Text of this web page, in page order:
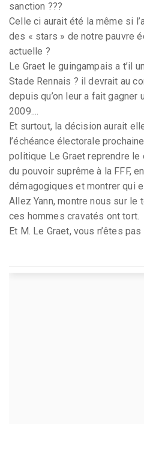
sanction ???
Celle ci aurait été la même si
des « stars » de notre pauvre
actuelle ?
Le Graet le guingampais a t’il
Stade Rennais ? il devrait au
depuis qu’on leur a fait gagner
2009....
Et surtout, la décision aurait
l’échéance électorale
politique Le Graet reprendre
du pouvoir suprême à la FFF,
démagogiques et montrer qui
Allez Yann, montre nous sur le
ces hommes cravatés ont tort.
Et M. Le Graet, vous n’êtes